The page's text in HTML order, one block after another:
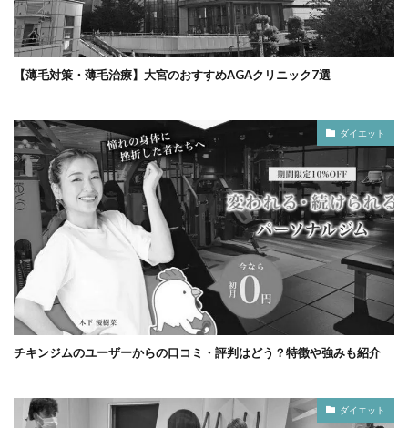
【薄毛対策・薄毛治療】大宮のおすすめAGAクリニック7選
ダイエット
チキンジムのユーザーからの口コミ・評判はどう？特徴や強みも紹介
ダイエット